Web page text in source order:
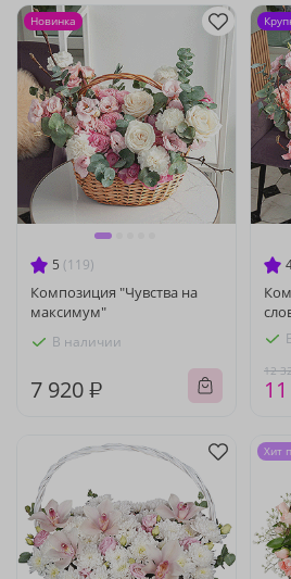
5 (119)
Композиция "Чувства на
максимум"
В наличии
7 920 ₽
Новинка
12
Хит